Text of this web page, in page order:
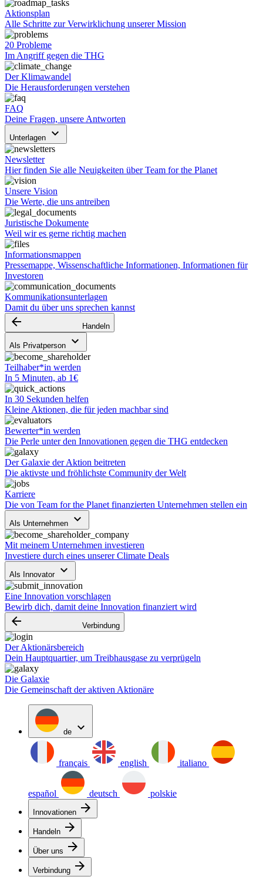
Aktionsplan
Alle Schritte zur Verwirklichung unserer Mission
20 Probleme
Im Angriff gegen die THG
Der Klimawandel
Die Herausforderungen verstehen
FAQ
Deine Fragen, unsere Antworten
Unterlagen keyboard_arrow_down
Newsletter
Hier finden Sie alle Neuigkeiten über Team for the Planet
Unsere Vision
Die Werte, die uns antreiben
Juristische Dokumente
Weil wir es gerne richtig machen
Informationsmappen
Pressemappe, Wissenschaftliche Informationen, Informationen für
Investoren
Kommunikationsunterlagen
Damit du über uns sprechen kannst
arrow_backward Handeln
Als Privatperson keyboard_arrow_down
Teilhaber*in werden
In 5 Minuten, ab 1€
In 30 Sekunden helfen
Kleine Aktionen, die für jeden machbar sind
Bewerter*in werden
Die Perle unter den Innovationen gegen die THG entdecken
Der Galaxie der Aktion beitreten
Die aktivste und fröhlichste Community der Welt
Karriere
Die von Team for the Planet finanzierten Unternehmen stellen ein
Als Unternehmen keyboard_arrow_down
Mit meinem Unternehmen investieren
Investiere durch eines unserer Climate Deals
Als Innovator keyboard_arrow_down
Eine Innovation vorschlagen
Bewirb dich, damit deine Innovation finanziert wird
arrow_backward Verbindung
Der Aktionärsbereich
Dein Hauptquartier, um Treibhausgase zu verprügeln
Die Galaxie
Die Gemeinschaft der aktiven Aktionäre
de expand_more
français english italiano
español deutsch polskie
Innovationen arrow_forward
Handeln arrow_forward
Über uns arrow_forward
Verbindung arrow_forward